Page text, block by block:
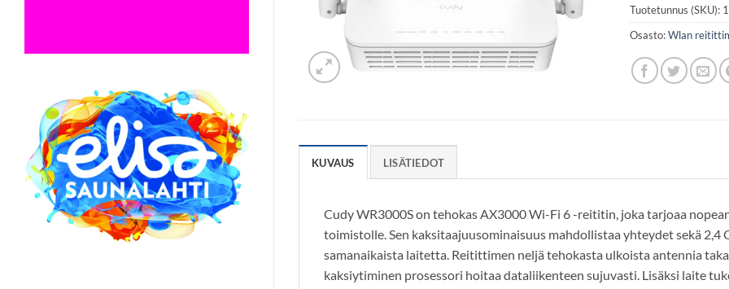
Tuotetunnus (SKU):
Osasto:Wlan
KUVAUS LISÄTIEDOT
Cudy WR3000S on tehokas AX3000 Wi-Fi 6 -reititin, joka tarjoaa
toimistolle. Sen kaksitaajuusominaisuus mahdollistaa yhteydet sekä 2,4
samanaikaista laitetta. Reitittimen neljä tehokasta ulkoista antennia
kaksiytiminen prosessori hoitaa dataliikenteen sujuvasti. Lisäksi laite